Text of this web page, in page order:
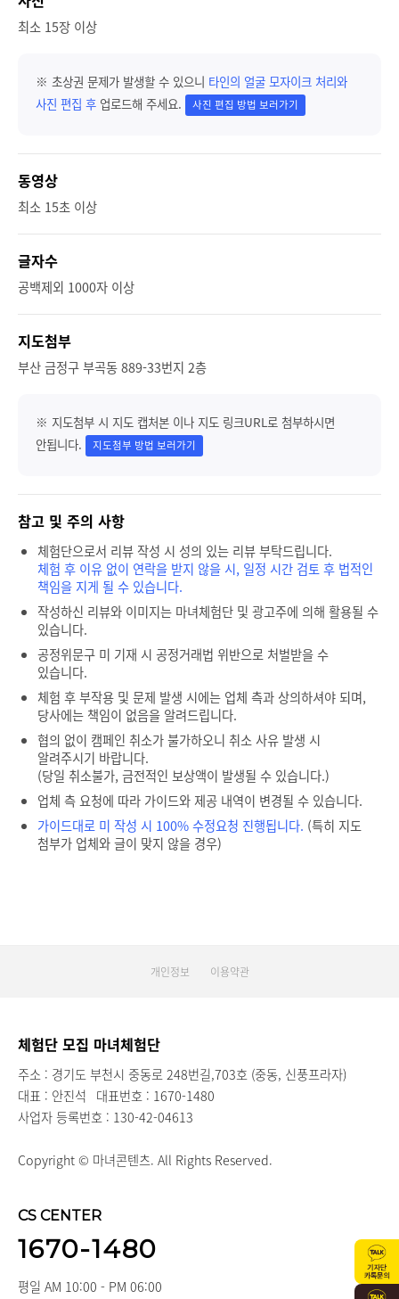
최소 15장 이상
※ 초상권 문제가 발생할 수 있으니 타인의 얼굴 모자이크 처리와
사진 편집 후 업로드해 주세요. 사진 편집 방법 보러가기
동영상
최소 15초 이상
글자수
공백제외 1000자 이상
지도첨부
부산 금정구 부곡동 889-33번지 2층
※ 지도첨부 시 지도 캡처본 이나 지도 링크URL로 첨부하시면
안됩니다.
지도첨부 방법 보러가기
참고 및 주의 사항
체험단으로서 리뷰 작성 시 성의 있는 리뷰 부탁드립니다.
체험 후 이유 없이 연락을 받지 않을 시, 일정 시간 검토 후 법적인
책임을 지게 될 수 있습니다.
작성하신 리뷰와 이미지는 마녀체험단 및 광고주에 의해 활용될 수
있습니다.
공정위문구 미 기재 시 공정거래법 위반으로 처벌받을 수
있습니다.
체험 후 부작용 및 문제 발생 시에는 업체 측과 상의하셔야 되며,
당사에는 책임이 없음을 알려드립니다.
협의 없이 캠페인 취소가 불가하오니 취소 사유 발생 시
알려주시기 바랍니다.
(당일 취소불가, 금전적인 보상액이 발생될 수 있습니다.)
업체 측 요청에 따라 가이드와 제공 내역이 변경될 수 있습니다.
가이드대로 미 작성 시 100% 수정요청 진행됩니다. (특히 지도
첨부가 업체와 글이 맞지 않을 경우)
개인정보 이용약관
체험단 모집 마녀체험단
주소 : 경기도 부천시 중동로 248번길,703호 (중동, 신풍프라자)
대표 : 안진석 대표번호 : 1670-1480
사업자 등록번호 : 130-42-04613
Copyright © 마녀콘텐츠. All Rights Reserved.
CS CENTER
1670-1480
평일 AM 10:00 - PM 06:00